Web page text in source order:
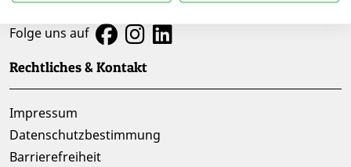
Folge uns auf
Rechtliches & Kontakt
Impressum
Datenschutzbestimmung
Barrierefreiheit